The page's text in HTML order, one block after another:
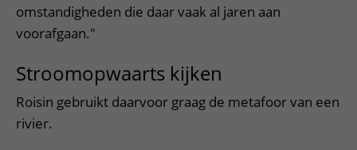
omstandigheden die daar vaak al jaren aan
voorafgaan."
Stroomopwaarts kijken
Roisin gebruikt daarvoor graag de metafoor van een
rivier.